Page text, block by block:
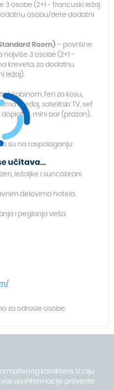
3 osobe (2+1 - francuski ležaj
osobu/dete dodatni
Room) – površine
3 osobe (2+1 -
kreveta, za dodatnu
ležaj).
kabinom, fen za kosu,
uređaj, satelitski TV, sef
mini bar (prazan).
su na raspolaganju:
ležaljke i suncobrani
delovima hotela.
i peglanja veša.
za odrasle osobe.
karaktera. U cilju
da informacije proverite
učitava...